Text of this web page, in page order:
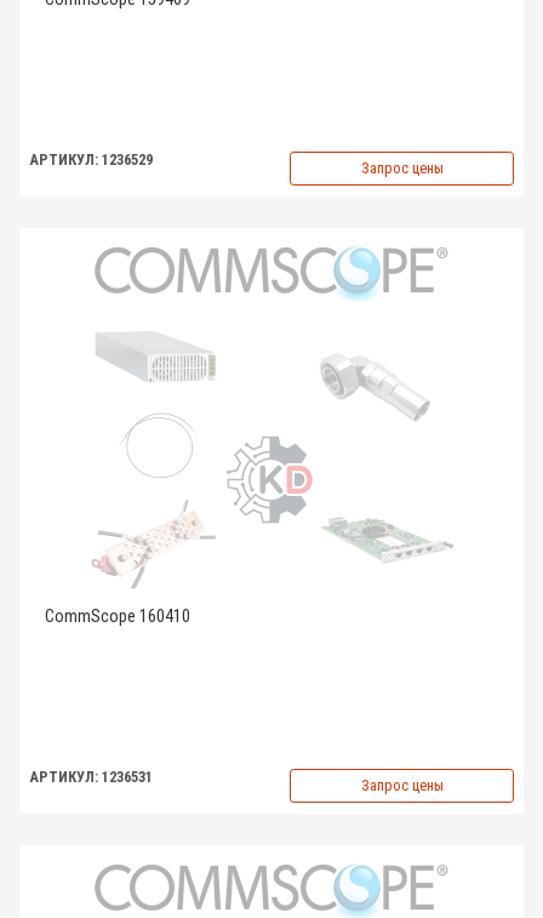
АРТИКУЛ: 1236529 Запрос цены
CommScope 160410
АРТИКУЛ: 1236531 Запрос цены